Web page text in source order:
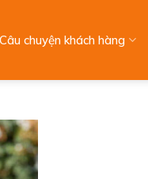
Câu chuyện khách hàng